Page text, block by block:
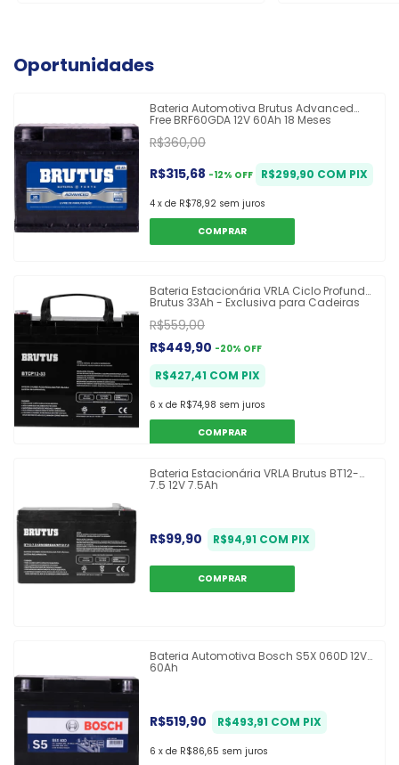
Oportunidades
Bateria Automotiva Brutus Advanced
Free BRF60GDA 12V 60Ah 18 Meses
R$360,00
R$315,68 -12% OFF R$299,90 COM PIX
4 x de R$78,92 sem juros
COMPRAR
Bateria Estacionária VRLA Ciclo Profundo
Brutus 33Ah - Exclusiva para Cadeiras
R$559,00
R$449,90 -20% OFF
R$427,41 COM PIX
6 x de R$74,98 sem juros
Bateria Estacionária VRLA Brutus BT12-
7.5 12V 7.5Ah
R$99,90 R$94,91 COM PIX
Bateria Automotiva Bosch S5X 060D 12V
60Ah
R$519,90 R$493,91 COM PIX
6 x de R$86,65 sem juros